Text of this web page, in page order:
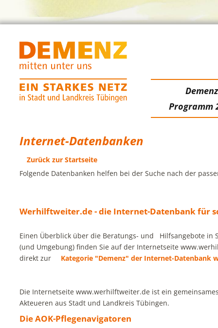
Demenz
Programm
Internet-Datenbanken
Zurück zur Startseite
Folgende Datenbanken helfen bei der Suche nach der
Werhilftweiter.de - die Internet-Datenbank für
Einen Überblick über die Beratungs- und Hilfsangebote in
(und Umgebung) finden Sie auf der Internetseite
direkt zur
Kategorie "Demenz" der Internet-Datenbank
Die Internetseite www.werhilftweiter.de ist ein
Akteueren aus Stadt und Landkreis Tübingen.
Die AOK-Pflegenavigatoren